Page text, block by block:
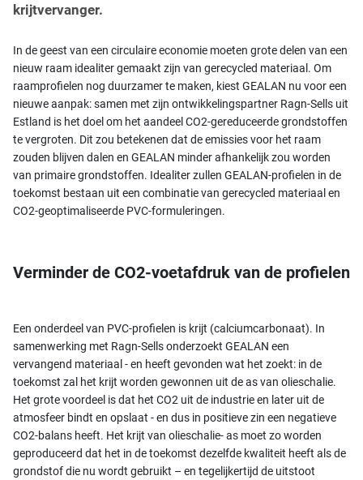
krijtvervanger.
In de geest van een circulaire economie moeten grote delen van een
nieuw raam idealiter gemaakt zijn van gerecycled materiaal. Om
raamprofielen nog duurzamer te maken, kiest GEALAN nu voor een
nieuwe aanpak: samen met zijn ontwikkelingspartner Ragn-Sells uit
Estland is het doel om het aandeel CO2-gereduceerde grondstoffen
te vergroten. Dit zou betekenen dat de emissies voor het raam
zouden blijven dalen en GEALAN minder afhankelijk zou worden
van primaire grondstoffen. Idealiter zullen GEALAN-profielen in de
toekomst bestaan uit een combinatie van gerecycled materiaal en
CO2-geoptimaliseerde PVC-formuleringen.
Verminder de CO2-voetafdruk van de profielen
Een onderdeel van PVC-profielen is krijt (calciumcarbonaat). In
samenwerking met Ragn-Sells onderzoekt GEALAN een
vervangend materiaal - en heeft gevonden wat het zoekt: in de
toekomst zal het krijt worden gewonnen uit de as van olieschalie.
Het grote voordeel is dat het CO2 uit de industrie en later uit de
atmosfeer bindt en opslaat - en dus in positieve zin een negatieve
CO2-balans heeft. Het krijt van olieschalie- as moet zo worden
geproduceerd dat het in de toekomst dezelfde kwaliteit heeft als de
grondstof die nu wordt gebruikt – en tegelijkertijd de uitstoot